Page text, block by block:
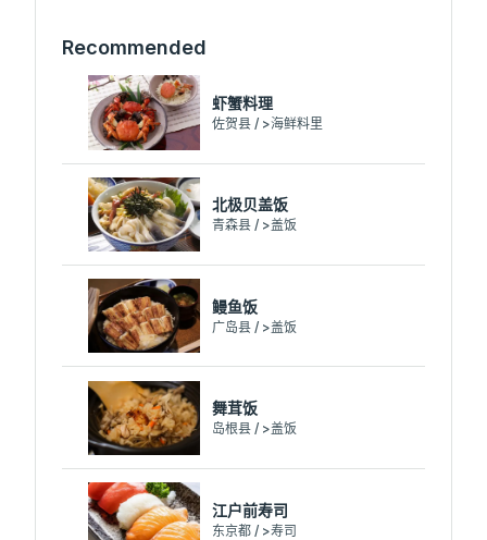
Recommended
虾蟹料理
佐贺县 / >海鲜料里
北极贝盖饭
青森县 / >盖饭
鳗鱼饭
广岛县 / >盖饭
舞茸饭
岛根县 / >盖饭
江户前寿司
东京都 / >寿司